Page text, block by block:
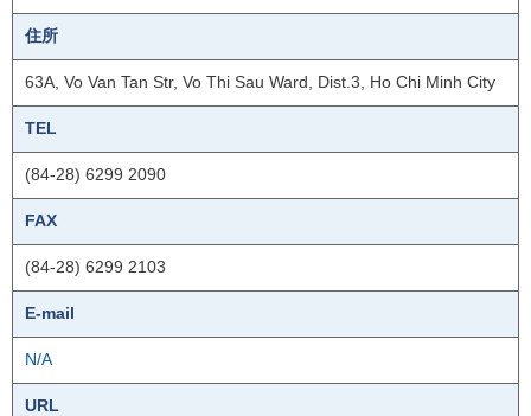
住所
63A, Vo Van Tan Str, Vo Thi Sau Ward, Dist.3, Ho Chi Minh City
TEL
(84-28) 6299 2090
FAX
(84-28) 6299 2103
E-mail
N/A
URL